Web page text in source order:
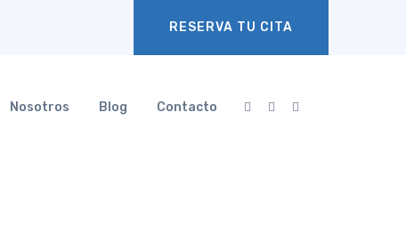
RESERVA TU CITA
Nosotros Blog Contacto